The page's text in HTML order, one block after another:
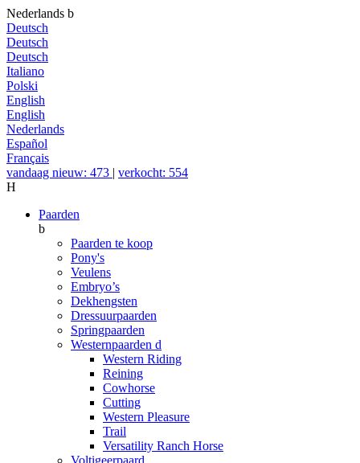
Nederlands b
Deutsch
Deutsch
Deutsch
Italiano
Polski
English
English
Nederlands
Español
Français
vandaag nieuw: 473 | verkocht: 554
H
Paarden
b
Paarden te koop
Pony's
Veulens
Embryo’s
Dekhengsten
Dressuurpaarden
Springpaarden
Westernpaarden d
Western Riding
Reining
Cowhorse
Cutting
Western Pleasure
Trail
Versatility Ranch Horse
Voltigeerpaard